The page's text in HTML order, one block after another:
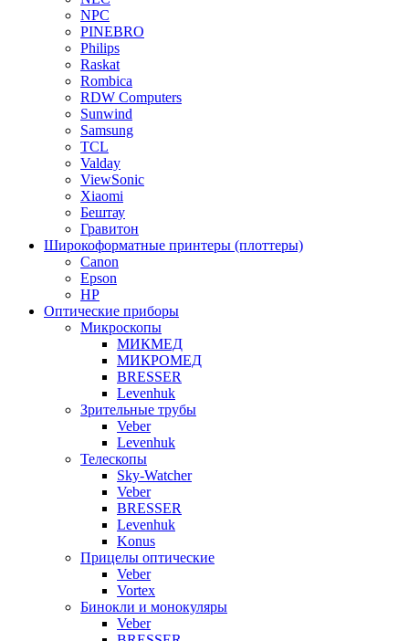
NPC
PINEBRO
Philips
Raskat
Rombica
RDW Computers
Sunwind
Samsung
TCL
Valday
ViewSonic
Xiaomi
Бештау
Гравитон
Широкоформатные принтеры (плоттеры)
Canon
Epson
HP
Оптические приборы
Микроскопы
МИКМЕД
МИКРОМЕД
BRESSER
Levenhuk
Зрительные трубы
Veber
Levenhuk
Телескопы
Sky-Watcher
Veber
BRESSER
Levenhuk
Konus
Прицелы оптические
Veber
Vortex
Бинокли и монокуляры
Veber